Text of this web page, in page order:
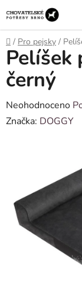
na
obsah
Domů
/ Pro pejsky /
Pelíšek
černý
Průměrné
hodnocení
hvězdiček.
Neohodnoceno
Značka: DOGGY